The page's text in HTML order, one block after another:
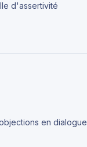
d'assertivité
en dialogue